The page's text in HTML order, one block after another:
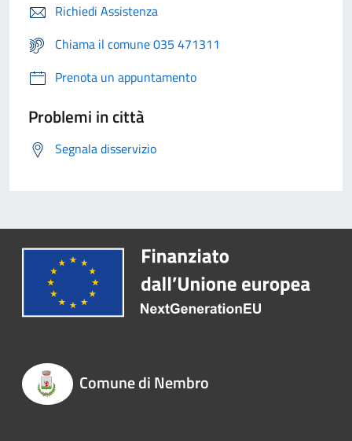
Richiedi Assistenza
Chiama il comune 035 471311
Prenota un appuntamento
Problemi in città
Segnala disservizio
Comune di Nembro